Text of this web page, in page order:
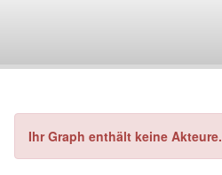
Ihr Graph enthält keine Akteure.